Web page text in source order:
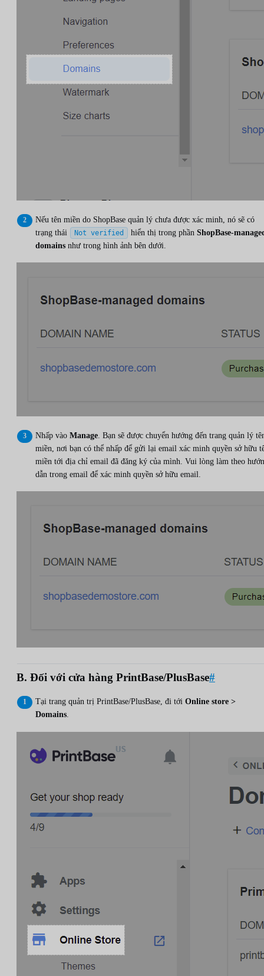
Nếu tên miền do ShopBase quản lý chưa được xác minh, nó sẽ có
trạng thái
Not verified hiển thị trong phần ShopBase-
domains như trong hình ảnh bên dưới.
Nhấp vào Manage . Bạn sẽ được chuyển hướng đến trang quản lý
miền, nơi bạn có thể nhấp để gửi lại email xác minh quyền sở hữu
miền tới địa chỉ email đã đăng ký của mình. Vui lòng làm theo
dẫn trong email để xác minh quyền sở hữu email.
B. Đối với cửa hàng PrintBase/PlusBase#
Tại trang quản trị PrintBase/PlusBase, đi tới Online store >
Domains.